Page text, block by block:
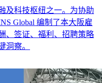
及科技枢纽之一。为协助
Global 编制了本大阪雇
、签证、福利、招聘策略
洞察。